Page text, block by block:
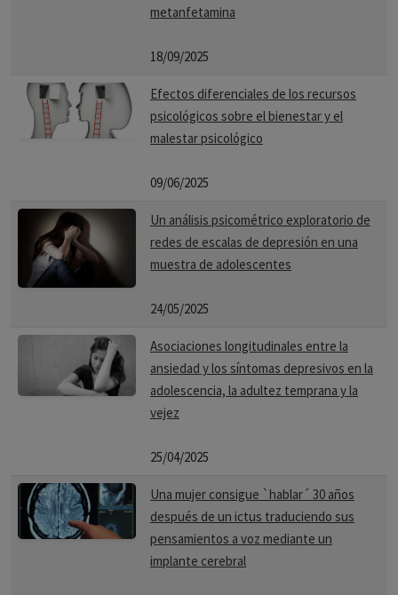
metanfetamina
18/09/2025
Efectos diferenciales de los recursos
psicológicos sobre el bienestar y el
malestar psicológico
09/06/2025
Un análisis psicométrico exploratorio de
redes de escalas de depresión en una
muestra de adolescentes
24/05/2025
Asociaciones longitudinales entre la
ansiedad y los síntomas depresivos en la
adolescencia, la adultez temprana y la
vejez
25/04/2025
Una mujer consigue `hablar´ 30 años
después de un ictus traduciendo sus
pensamientos a voz mediante un
implante cerebral